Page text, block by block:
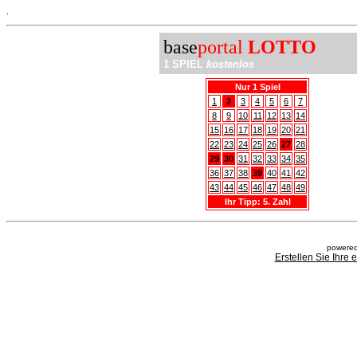
baseportal LOTTO
1 SPIEL kostenlos
Nur 1 Spiel
1
2 3 4 5 6
7
8
9 10 11 12 13 14
15 16 17 18 19 20 21
22 23 24 25 26 27 28
29 30 31 32 33 34 35
36 37 38 39 40 41
42
43 44 45 46 47 48 49
Ihr Tipp: 5. Zahl
Erstellen Sie Ihre